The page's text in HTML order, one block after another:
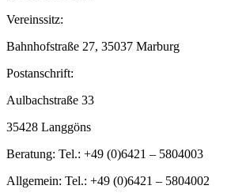
Vereinssitz:
Bahnhofstraße 27, 35037 Marburg
Postanschrift:
Aulbachstraße 33
35428 Langgöns
Beratung: Tel.: +49 (0)6421 – 5804003
Allgemein: Tel.: +49 (0)6421 – 5804002